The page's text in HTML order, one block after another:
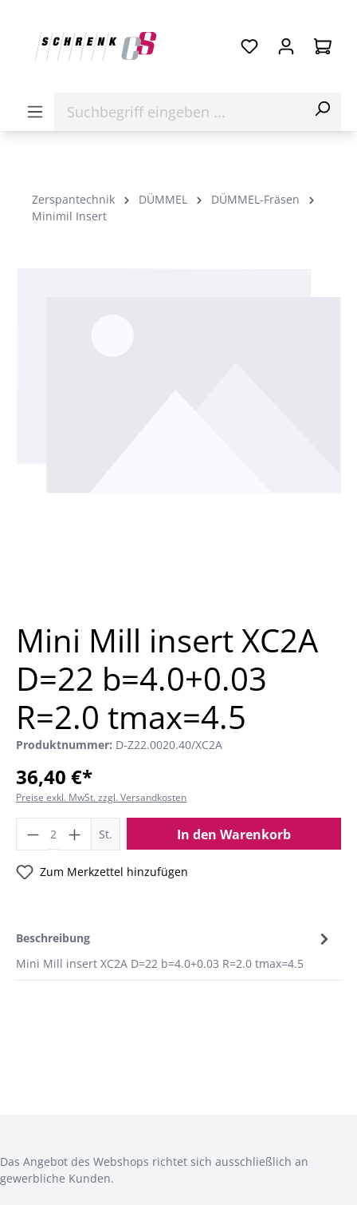
Zerspantechnik DÜMMEL
DÜMMEL-Fräsen
Minimil Insert
Mini Mill insert XC2A
D=22 b=4.0+0.03
R=2.0 tmax=4.5
Produktnummer: D-Z22.0020.40/XC2A
36,40 €*
Preise exkl. MwSt. zzgl. Versandkosten
St. In den Warenkorb
Zum Merkzettel hinzufügen
Beschreibung
Mini Mill insert XC2A D=22 b=4.0+0.03 R=2.0 tmax=4.5
Das Angebot des Webshops richtet sich ausschließlich an
gewerbliche Kunden.